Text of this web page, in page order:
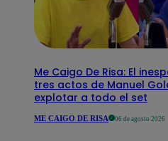
Me Caigo De Risa: El
tres actos de Manuel
explotar a todo el set
ME CAIGO DE RISA 06 de agosto 2026